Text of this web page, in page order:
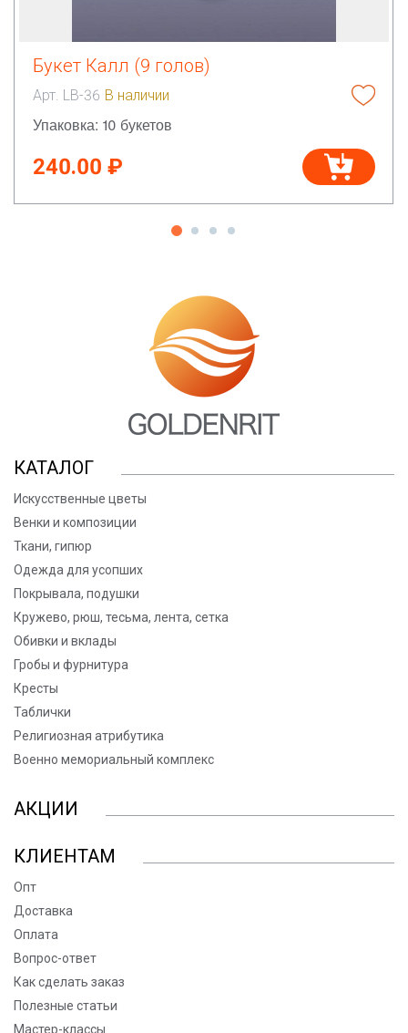
Букет Калл (9 голов)
Арт. LB-36 В наличии
Упаковка: 10 букетов
240.00 ₽
КАТАЛОГ
Искусственные цветы
Венки и композиции
Ткани, гипюр
Одежда для усопших
Покрывала, подушки
Кружево, рюш, тесьма, лента, сетка
Обивки и вклады
Гробы и фурнитура
Кресты
Таблички
Религиозная атрибутика
Военно мемориальный комплекс
АКЦИИ
КЛИЕНТАМ
Опт
Доставка
Оплата
Вопрос-ответ
Как сделать заказ
Полезные статьи
Мастер-классы